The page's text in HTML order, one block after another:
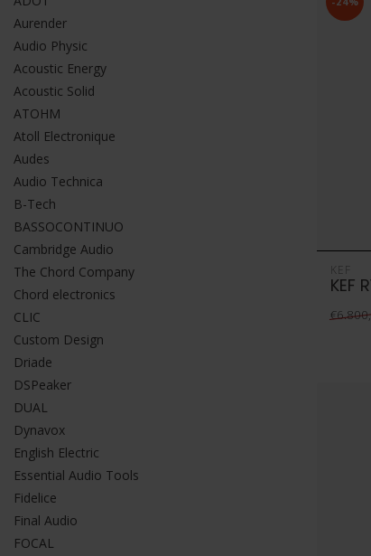
Aurender
Audio Physic
Acoustic Energy
Acoustic Solid
ATOHM
Atoll Electronique
Audes
Audio Technica
B-Tech
BASSOCONTINUO
Cambridge Audio
The Chord Company
Chord electronics
CLIC
Custom Design
Driade
DSPeaker
DUAL
Dynavox
English Electric
Essential Audio Tools
Fidelice
Final Audio
FOCAL
KEF
KEF